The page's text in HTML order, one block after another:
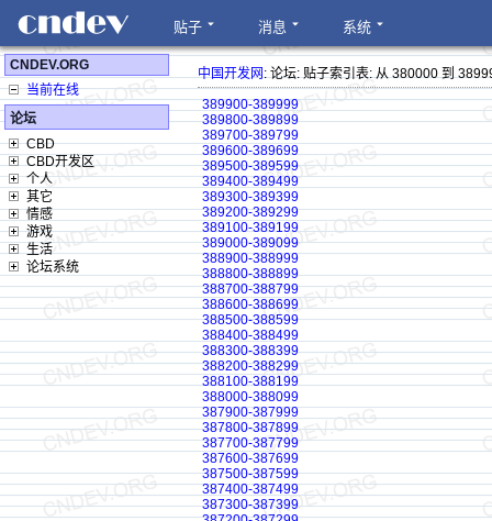
贴子 消息 系统
CNDEV.ORG
当前在线
论坛
CBD
CBD开发区
个人
其它
情感
游戏
生活
论坛系统
中国开发网: 论坛: 贴子索引表: 从 380000 到
389900-389999
389800-389899
389700-389799
389600-389699
389500-389599
389400-389499
389300-389399
389200-389299
389100-389199
389000-389099
388900-388999
388800-388899
388700-388799
388600-388699
388500-388599
388400-388499
388300-388399
388200-388299
388100-388199
388000-388099
387900-387999
387800-387899
387700-387799
387600-387699
387500-387599
387400-387499
387300-387399